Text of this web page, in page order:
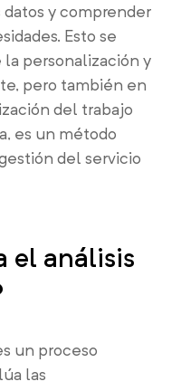
y comprender
Esto se
personalización y
pero también en
del trabajo
es un método
del servicio
el análisis
un proceso
las